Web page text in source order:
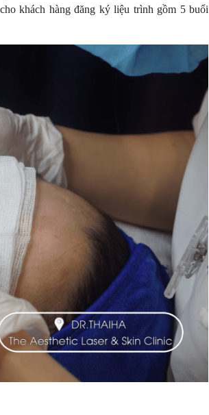
khách hàng đăng ký liệu trình gồm 5 buổi